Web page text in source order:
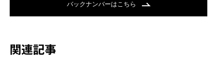
バックナンバーはこちら
関連記事